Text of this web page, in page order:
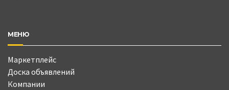
МЕНЮ
Маркетплейс
Доска объявлений
Компании